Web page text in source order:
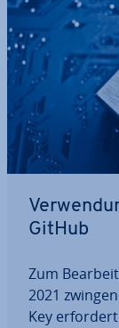
GitHub
Zum
2021
Key